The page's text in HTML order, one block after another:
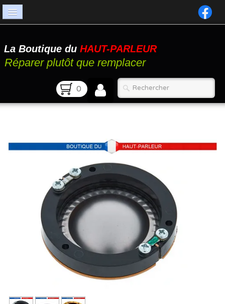
Catalogue
Atelier
La Boutique du HAUT-PARLEUR
Réparer plutôt que remplacer
0